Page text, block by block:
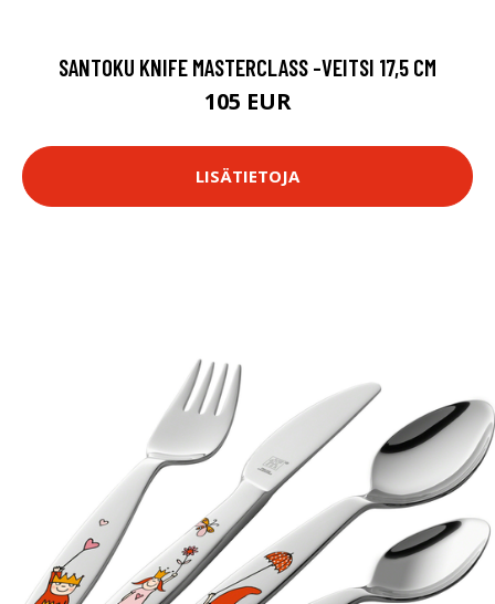
SANTOKU KNIFE MASTERCLASS -VEITSI 17,5 CM
105 EUR
LISÄTIETOJA